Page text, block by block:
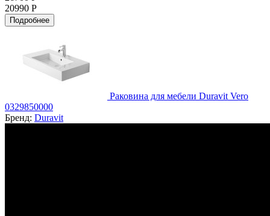
20990 Р
Подробнее
Раковина для мебели Duravit Vero
0329850000
Бренд: Duravit